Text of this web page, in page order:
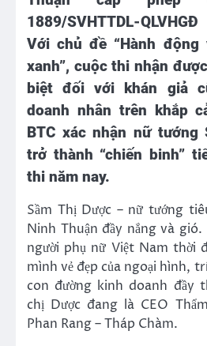
1889/SVHTTDL-
Với chủ đề “Hành
xanh”, cuộc thi nhận
biệt đối với khán giả
doanh nhân trên khắp
BTC xác nhận nữ tướng
trở thành “chiến binh”
thi năm nay.
Sầm Thị Dược – nữ tướng
Ninh Thuận đầy nắng và
người phụ nữ Việt Nam thời
mình vẻ đẹp của ngoại hình,
con đường kinh doanh đầy
chị Dược đang là CEO
Phan Rang – Tháp Chàm.